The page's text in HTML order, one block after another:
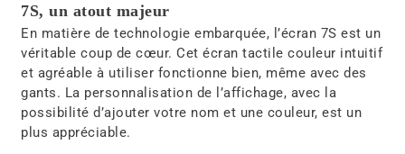
7S, un atout majeur
En matière de technologie embarquée, l’écran 7S est un
véritable coup de cœur. Cet écran tactile couleur intuitif
et agréable à utiliser fonctionne bien, même avec des
gants. La personnalisation de l’affichage, avec la
possibilité d’ajouter votre nom et une couleur, est un
plus appréciable.